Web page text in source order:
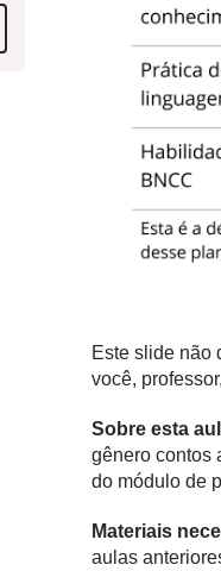
Este slide não
você,
Sobre esta
gênero contos
do módulo de
Materiais
aulas